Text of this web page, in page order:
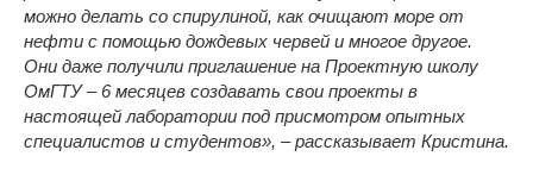
можно делать со спирулиной, как очищают море от
нефти с помощью дождевых червей и многое другое.
Они даже получили приглашение на Проектную школу
ОмГТУ – 6 месяцев создавать свои проекты в
настоящей лаборатории под присмотром опытных
специалистов и студентов», – рассказывает Кристина.